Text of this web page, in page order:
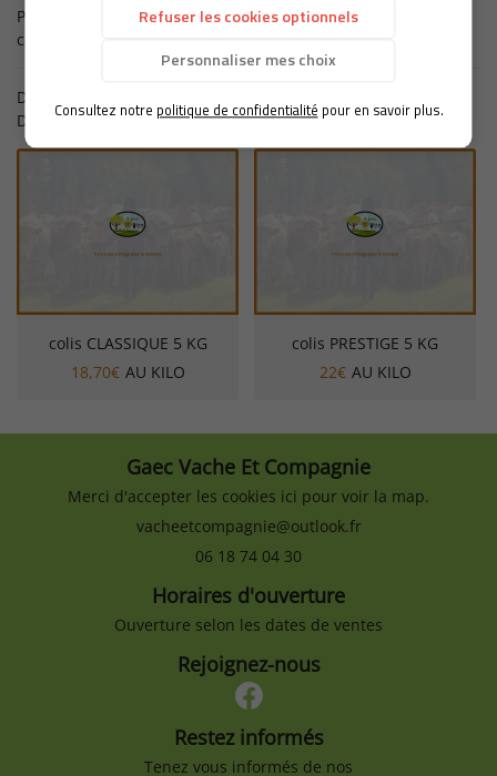
Refuser les cookies optionnels
Personnaliser mes choix
Consultez notre politique de confidentialité pour en savoir plus.
ACTUALITÉS
CONTACT
Inscription
Produit suivant
colis PRESTIGE 5 KG
Dans la même catégorie
D'autres produits qui pourraient vous intéresser
colis CLASSIQUE 5 KG
18,70€ AU KILO
colis PRESTIGE 5 KG
22€ AU KILO
Gaec Vache Et Compagnie
Merci d'accepter les cookies ici pour voir la map.
06 18 74 04 30
Horaires d'ouverture
Ouverture selon les dates de ventes
Rejoignez-nous
Restez informés
Tenez vous informés de nos